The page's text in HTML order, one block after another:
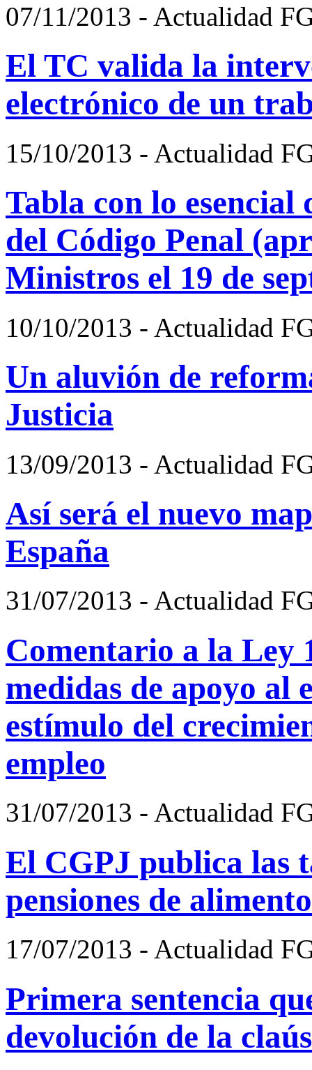
07/11/2013 - Actualidad
El TC valida la
electrónico de un
15/10/2013 - Actualidad
Tabla con lo
del Código Penal
Ministros el 19 de
10/10/2013 - Actualidad
Un aluvión de
Justicia
13/09/2013 - Actualidad
Así será el nuevo
España
31/07/2013 - Actualidad
Comentario a la Ley
medidas de apoyo al
estímulo del
empleo
31/07/2013 - Actualidad
El CGPJ publica las
pensiones de
17/07/2013 - Actualidad
Primera sentencia
devolución de la